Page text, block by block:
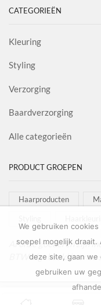
CATEGORIEËN
Kleuring
Styling
Verzorging
Baardverzorging
Alle categorieën
PRODUCT GROEPEN
Haarproducten
Al onze goederen zijn
BTW afgebeeld in onze
We gebruiken
soepel mogelijk
deze site, gaan we
gebruiken uw